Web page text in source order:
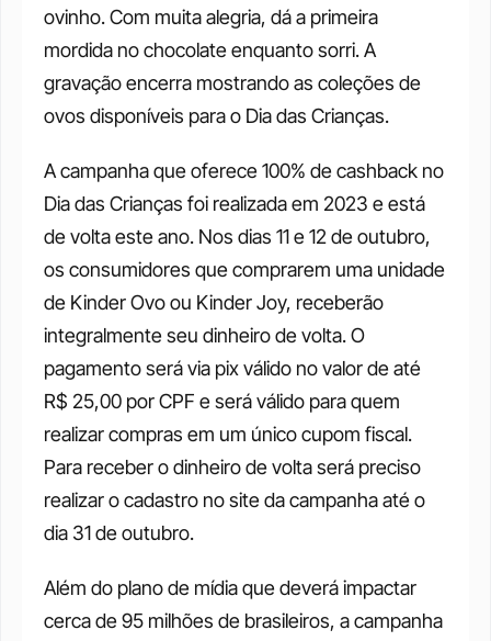
ovinho. Com muita alegria, dá a primeira
mordida no chocolate enquanto sorri. A
gravação encerra mostrando as coleções de
ovos disponíveis para o Dia das Crianças.
A campanha que oferece 100% de cashback no
Dia das Crianças foi realizada em 2023 e está
de volta este ano. Nos dias 11 e 12 de outubro,
os consumidores que comprarem uma unidade
de Kinder Ovo ou Kinder Joy, receberão
integralmente seu dinheiro de volta. O
pagamento será via pix válido no valor de até
R$ 25,00 por CPF e será válido para quem
realizar compras em um único cupom fiscal.
Para receber o dinheiro de volta será preciso
realizar o cadastro no site da campanha até o
dia 31 de outubro.
Além do plano de mídia que deverá impactar
cerca de 95 milhões de brasileiros, a campanha